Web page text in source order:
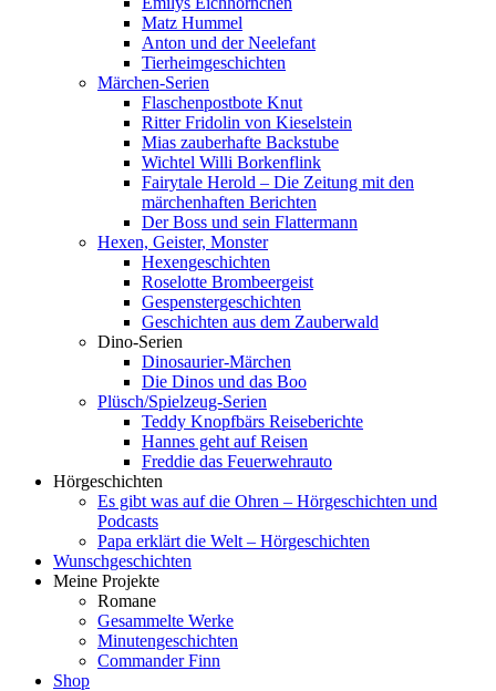
Matz Hummel
Anton und der Neelefant
Tierheimgeschichten
Märchen-Serien
Flaschenpostbote Knut
Ritter Fridolin von Kieselstein
Mias zauberhafte Backstube
Wichtel Willi Borkenflink
Fairytale Herold – Die Zeitung mit den
märchenhaften Berichten
Der Boss und sein Flattermann
Hexen, Geister, Monster
Hexengeschichten
Roselotte Brombeergeist
Gespenstergeschichten
Geschichten aus dem Zauberwald
Dino-Serien
Dinosaurier-Märchen
Die Dinos und das Boo
Plüsch/Spielzeug-Serien
Teddy Knopfbärs Reiseberichte
Hannes geht auf Reisen
Freddie das Feuerwehrauto
Hörgeschichten
Es gibt was auf die Ohren – Hörgeschichten und
Podcasts
Papa erklärt die Welt – Hörgeschichten
Wunschgeschichten
Meine Projekte
Romane
Gesammelte Werke
Minutengeschichten
Commander Finn
Shop